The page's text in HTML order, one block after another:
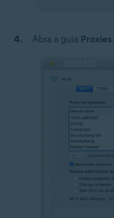
Abra a guia Proxies.